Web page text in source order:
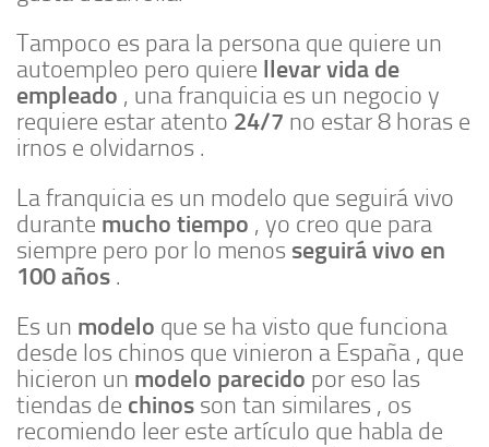
Tampoco es para la persona que quiere un
autoempleo pero quiere llevar vida de
empleado , una franquicia es un negocio y
requiere estar atento 24/7 no estar 8 horas e
irnos e olvidarnos .
La franquicia es un modelo que seguirá vivo
durante mucho tiempo , yo creo que para
siempre pero por lo menos seguirá vivo en
100 años .
Es un modelo que se ha visto que funciona
desde los chinos que vinieron a España , que
hicieron un modelo parecido por eso las
tiendas de chinos son tan similares , os
recomiendo leer este artículo que habla de